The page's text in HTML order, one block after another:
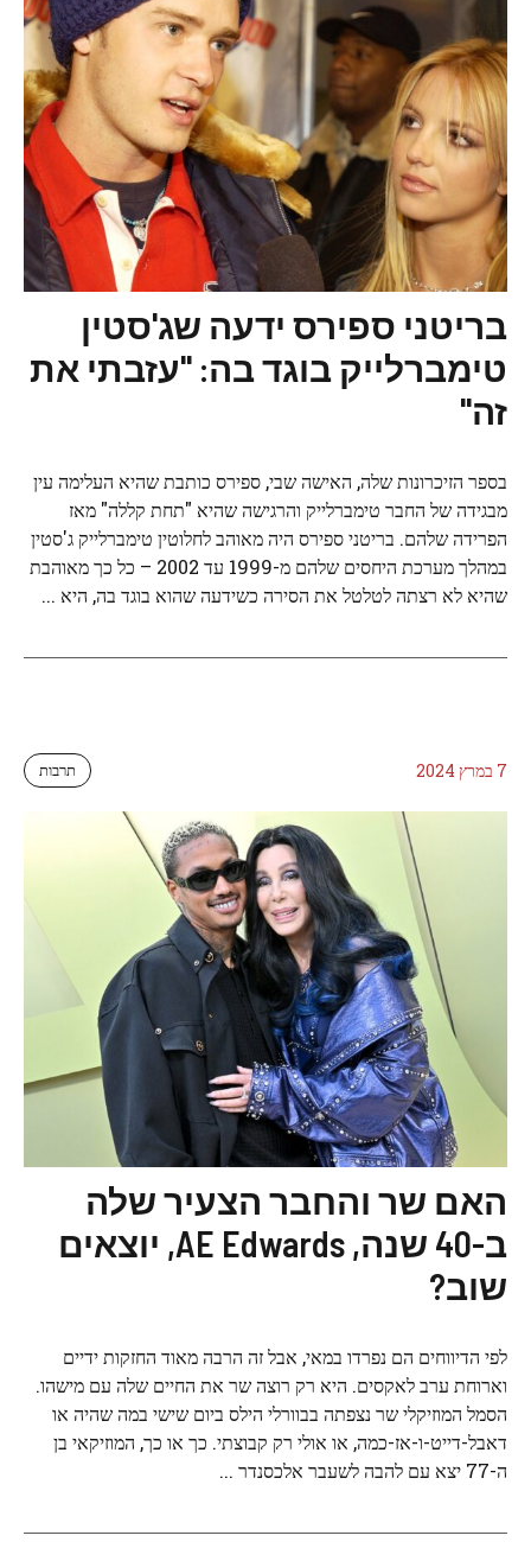
בריטני ספירס ידעה שג'סטין
טימברלייק בוגד בה: "עזבתי את
זה"
בספר הזיכרונות שלה, האישה שבי, ספירס כותבת שהיא העלימה עין
מבגידה של החבר טימברלייק והרגישה שהיא "תחת קללה" מאז
הפרידה שלהם. בריטני ספירס היה מאוהב לחלוטין טימברלייק ג'סטין
במהלך מערכת היחסים שלהם מ-1999 עד 2002 – כל כך מאוהבת
שהיא לא רצתה לטלטל את הסירה כשידעה שהוא בוגד בה, היא ...
7 במרץ 2024 תרבות
האם שר והחבר הצעיר שלה
ב-40 שנה, AE Edwards, יוצאים
שוב?
לפי הדיווחים הם נפרדו במאי, אבל זה הרבה מאוד החזקות ידיים
וארוחת ערב לאקסים. היא רק רוצה שר את החיים שלה עם מישהו.
הסמל המוזיקלי שר נצפתה בבוורלי הילס ביום שישי במה שהיה או
דאבל-דייט-ו-אז-כמה, או אולי רק קבוצתי. כך או כך, המוזיקאי בן
ה-77 יצא עם להבה לשעבר אלכסנדר ...